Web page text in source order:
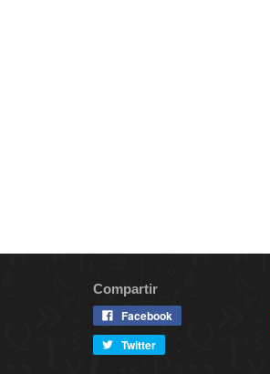
Compartir
Facebook
Twitter